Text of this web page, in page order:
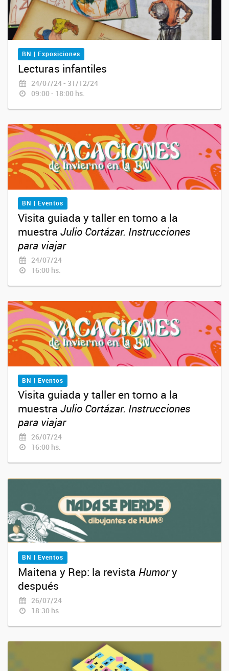
BN | Exposiciones
Lecturas infantiles
24/07/24 - 31/12/24
09:00 - 18:00 hs.
BN | Eventos
Visita guiada y taller en torno a la
muestra Julio Cortázar. Instrucciones
para viajar
24/07/24
16:00 hs.
BN | Eventos
Visita guiada y taller en torno a la
muestra Julio Cortázar. Instrucciones
para viajar
26/07/24
16:00 hs.
BN | Eventos
Maitena y Rep: la revista Humory
después
26/07/24
18:30 hs.